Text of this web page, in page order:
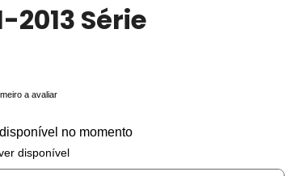
2013 Série
a avaliar
no momento
disponível